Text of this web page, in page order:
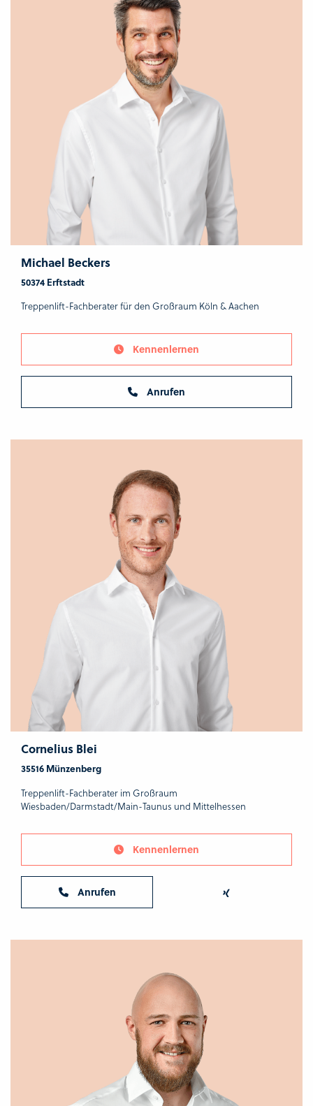
Michael Beckers
50374 Erftstadt
Treppenlift-Fachberater für den Großraum Köln & Aachen
Kennenlernen
Anrufen
Cornelius Blei
35516 Münzenberg
Treppenlift-Fachberater im Großraum
Wiesbaden/Darmstadt/Main-Taunus und Mittelhessen
Kennenlernen
Anrufen